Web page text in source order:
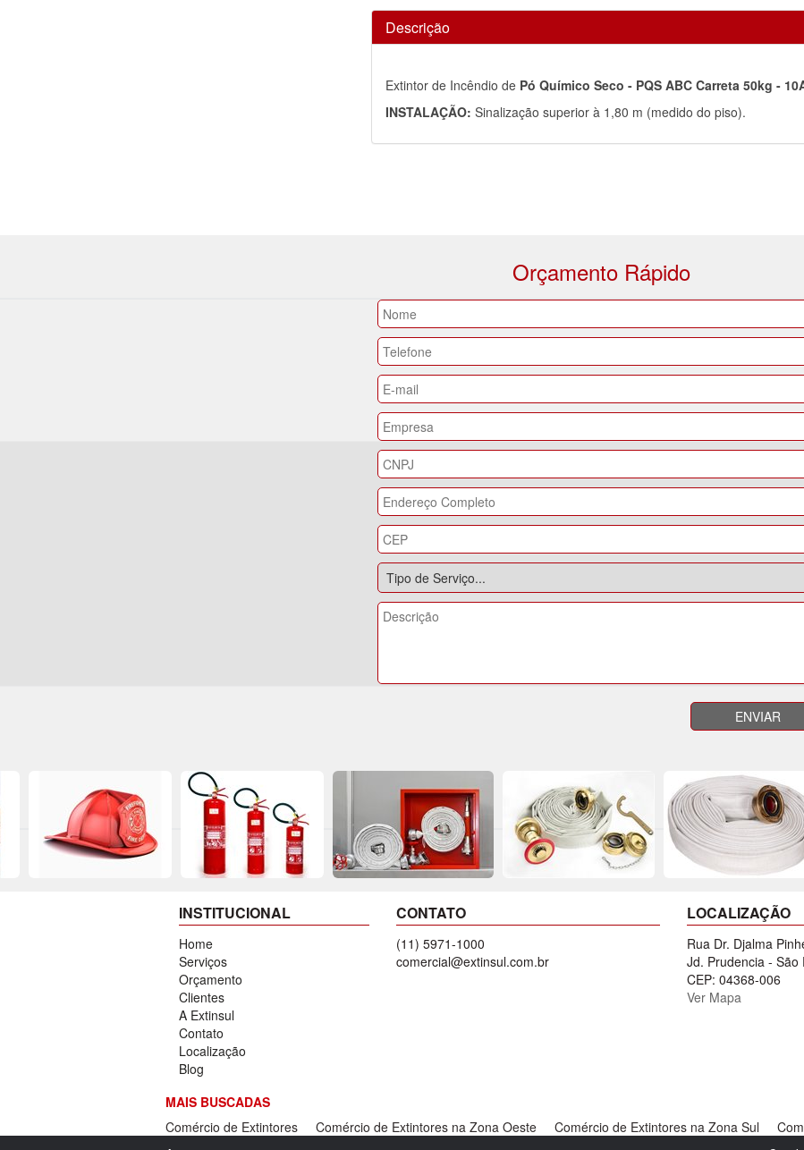
Descrição
Extintor de Incêndio de Pó Químico Seco - PQS ABC Carreta 50kg -
INSTALAÇÃO: Sinalização superior à 1,80 m (medido do piso).
Orçamento Rápido
INSTITUCIONAL
Home
Serviços
Orçamento
Clientes
A Extinsul
Contato
Localização
Blog
CONTATO
(11) 5971-1000
comercial@extinsul.com.br
LOCALIZAÇÃO
Rua Dr. Djalma
Jd. Prudencia - São
CEP: 04368-006
Ver Mapa
MAIS BUSCADAS
Comércio de Extintores
Comércio de Extintores na Zona Oeste Comércio de Extintores na Zona Sul